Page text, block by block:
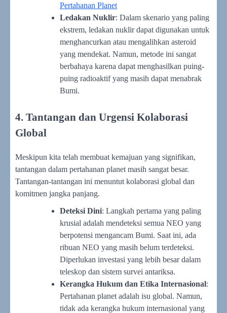
Pertahanan Planet
Ledakan Nuklir: Dalam skenario yang paling
ekstrem, ledakan nuklir dapat digunakan untuk
menghancurkan atau mengalihkan asteroid
yang mendekat. Namun, metode ini sangat
berbahaya karena dapat menghasilkan puing-
puing radioaktif yang masih dapat menabrak
Bumi.
4. Tantangan dan Urgensi Kolaborasi
Global
Meskipun kita telah membuat kemajuan yang signifikan,
tantangan dalam pertahanan planet masih sangat besar.
Tantangan-tantangan ini menuntut kolaborasi global dan
komitmen jangka panjang.
Deteksi Dini: Langkah pertama yang paling
krusial adalah mendeteksi semua NEO yang
berpotensi mengancam Bumi. Saat ini, ada
ribuan NEO yang masih belum terdeteksi.
Diperlukan investasi yang lebih besar dalam
teleskop dan sistem survei antariksa.
Kerangka Hukum dan Etika Internasional:
Pertahanan planet adalah isu global. Namun,
tidak ada kerangka hukum internasional yang